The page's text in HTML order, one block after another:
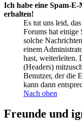
Ich habe eine Spam-
erhalten!
Es tut uns leid,
Forums hat einige
solche
einem
hast, weiterleiten.
(Headers)
Benutzer, der die
kann dann
Nach oben
Freunde und